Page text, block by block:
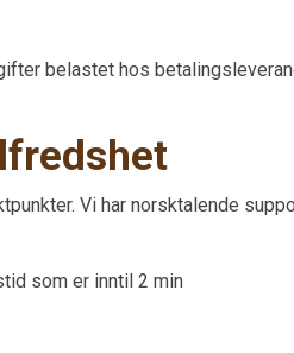
belastet hos
Vi har norsktalende
som er inntil 2 min